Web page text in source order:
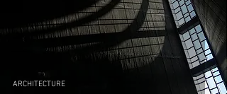
ARCHITECTURE